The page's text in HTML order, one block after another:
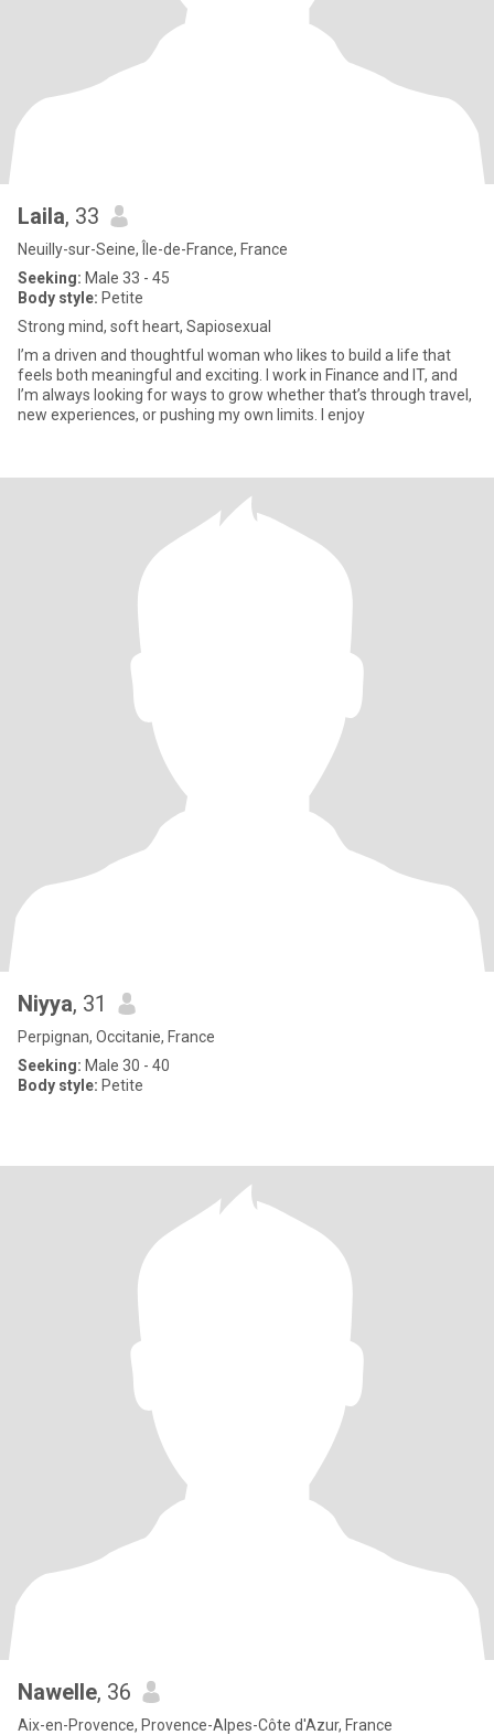
Laila, 33
Neuilly-sur-Seine, Île-de-France, France
Seeking: Male 33 - 45
Body style: Petite
Strong mind, soft heart, Sapiosexual
I’m a driven and thoughtful woman who likes to build a life that
feels both meaningful and exciting. I work in Finance and IT, and
I’m always looking for ways to grow whether that’s through travel,
new experiences, or pushing my own limits. I enjoy
Niyya, 31
Perpignan, Occitanie, France
Seeking: Male 30 - 40
Body style: Petite
Nawelle, 36
Aix-en-Provence, Provence-Alpes-Côte d'Azur, France